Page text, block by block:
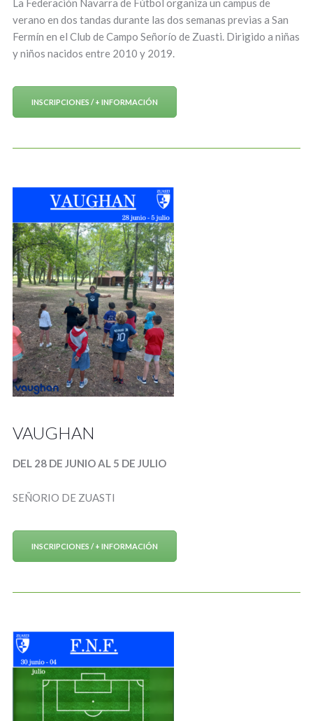
La Federación Navarra de Fútbol organiza un campus de
verano en dos tandas durante las dos semanas previas a San
Fermín en el Club de Campo Señorío de Zuasti. Dirigido a niñas
y niños nacidos entre 2010 y 2019.
INSCRIPCIONES / + INFORMACIÓN
VAUGHAN
DEL 28 DE JUNIO AL 5 DE JULIO
SEÑORIO DE ZUASTI
INSCRIPCIONES / + INFORMACIÓN